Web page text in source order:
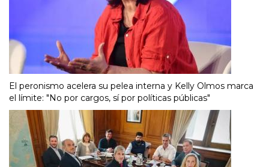
El peronismo acelera su pelea interna y Kelly Olmos marca
el límite: "No por cargos, sí por políticas públicas"